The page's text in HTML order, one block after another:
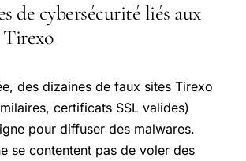
de cybersécurité liés aux
Tirexo
des dizaines de faux sites Tirexo
certificats SSL valides)
pour diffuser des malwares.
se contentent pas de voler des